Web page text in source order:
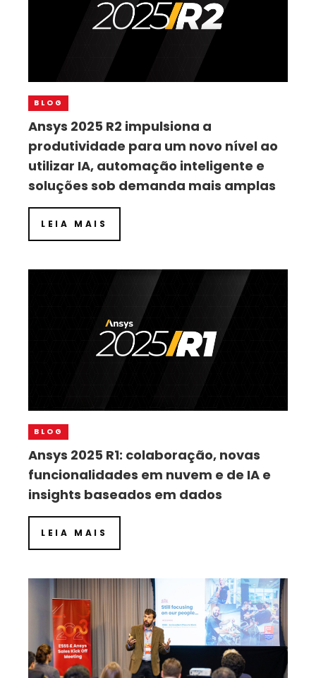
BLOG
Ansys 2025 R2 impulsiona a
produtividade para um novo nível ao
utilizar IA, automação inteligente e
soluções sob demanda mais amplas
LEIA MAIS
BLOG
Ansys 2025 R1: colaboração, novas
funcionalidades em nuvem e de IA e
insights baseados em dados
LEIA MAIS